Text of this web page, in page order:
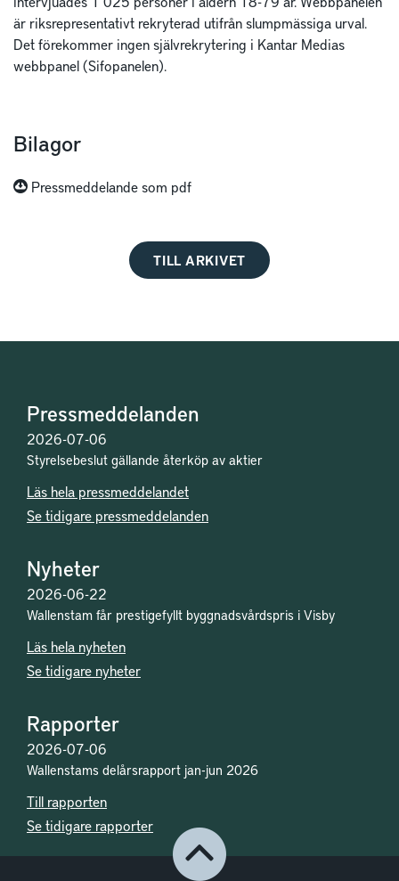
är riksrepresentativt rekryterad utifrån slumpmässiga urval.
Det förekommer ingen självrekrytering i Kantar Medias
webbpanel (Sifopanelen).
Bilagor
Pressmeddelande som pdf
TILL ARKIVET
Pressmeddelanden
2026-07-06
Styrelsebeslut gällande återköp av aktier
Läs hela pressmeddelandet
Se tidigare pressmeddelanden
Nyheter
2026-06-22
Wallenstam får prestigefyllt byggnadsvårdspris i Visby
Läs hela nyheten
Se tidigare nyheter
Rapporter
2026-07-06
Wallenstams delårsrapport jan-jun 2026
Till rapporten
Se tidigare rapporter